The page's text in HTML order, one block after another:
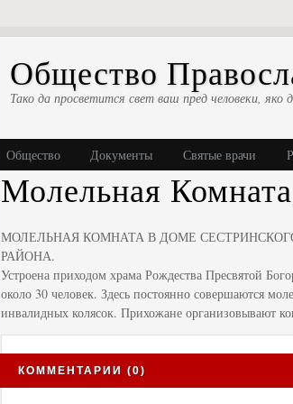
Общество
Тако да просветится свет ваш пред человеки,
Общество Документы Святые врачи
Молельная
МОЛЕЛЬНАЯ КОМНАТА В ДОМЕ
РАЙОНА.
Устроена приходом храма Рождества Пресвятой
около 30 человек. Здесь постоянно совершаются
инвалидных колясок. Прихожане организовывают
КОММЕНТАРИИ (0)